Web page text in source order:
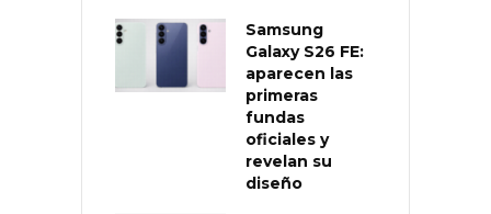
Samsung
Galaxy S26 FE:
aparecen las
primeras
fundas
oficiales y
revelan su
diseño